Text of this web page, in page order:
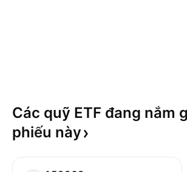
Các quỹ ETF đang nắm
phiếu này